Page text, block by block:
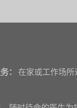
： 在家或工作场